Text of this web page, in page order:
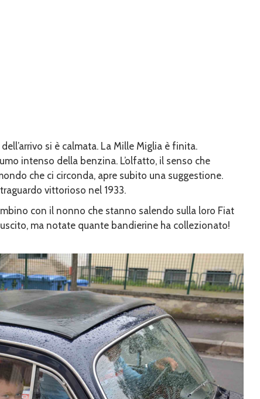
si è calmata. La Mille Miglia è finita.
intenso della benzina. L’olfatto, il senso che
che ci circonda, apre subito una suggestione.
vittorioso nel 1933.
con il nonno che stanno salendo sulla loro Fiat
ma notate quante bandierine ha collezionato!